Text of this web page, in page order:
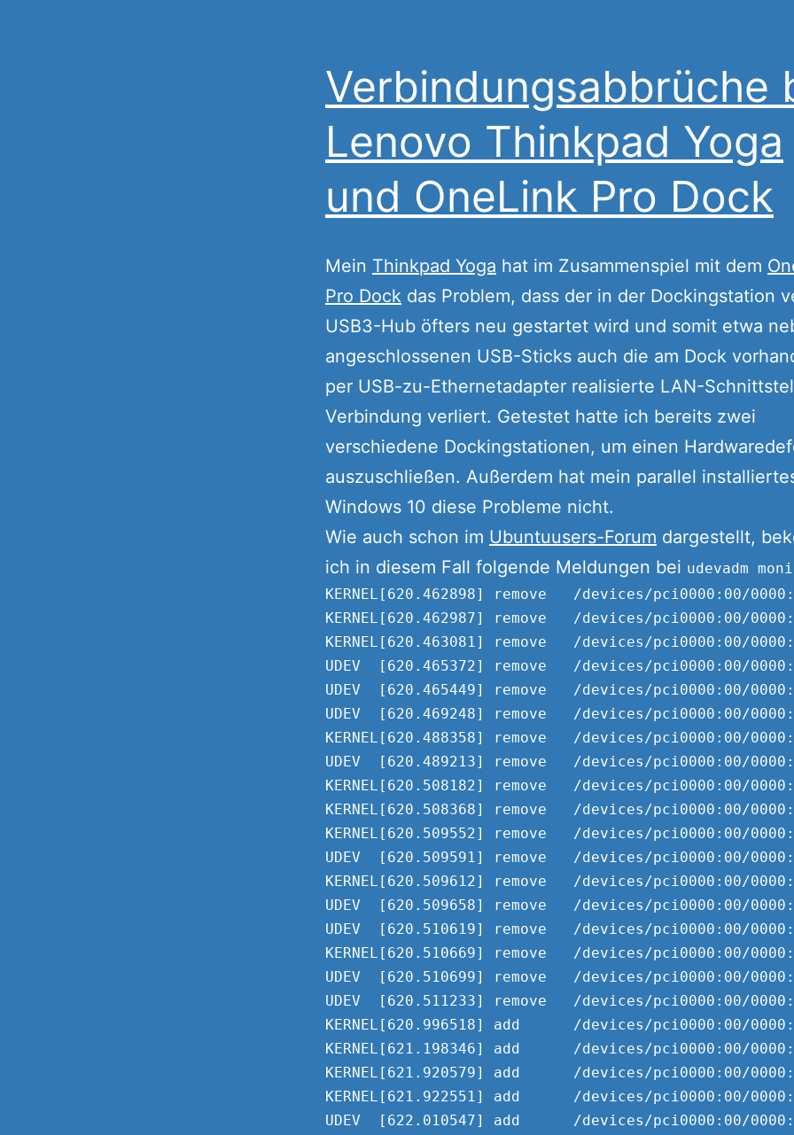
Verbindungsabbrüche
Lenovo Thinkpad Yoga
und OneLink Pro Dock
Mein Thinkpad Yoga hat im Zusammenspiel mit dem
Pro Dock das Problem, dass der in der Dockingstation
USB3-Hub öfters neu gestartet wird und somit etwa
angeschlossenen USB-Sticks auch die am Dock
per USB-zu-Ethernetadapter realisierte LAN-
Verbindung verliert. Getestet hatte ich bereits zwei
verschiedene Dockingstationen, um einen
auszuschließen. Außerdem hat mein parallel
Windows 10 diese Probleme nicht.
Wie auch schon im Ubuntuusers-Forum dargestellt,
ich in diesem Fall folgende Meldungen bei udevadm
KERNEL[620.462898] remove   /devices/pci0000:00/
KERNEL[620.462987] remove   /devices/pci0000:00/
KERNEL[620.463081] remove   /devices/pci0000:00/
UDEV  [620.465372] remove   /devices/pci0000:00/
UDEV  [620.465449] remove   /devices/pci0000:00/
UDEV  [620.469248] remove   /devices/pci0000:00/
KERNEL[620.488358] remove   /devices/pci0000:00/
UDEV  [620.489213] remove   /devices/pci0000:00/
KERNEL[620.508182] remove   /devices/pci0000:00/
KERNEL[620.508368] remove   /devices/pci0000:00/
KERNEL[620.509552] remove   /devices/pci0000:00/
UDEV  [620.509591] remove   /devices/pci0000:00/
KERNEL[620.509612] remove   /devices/pci0000:00/
UDEV  [620.509658] remove   /devices/pci0000:00/
UDEV  [620.510619] remove   /devices/pci0000:00/
KERNEL[620.510669] remove   /devices/pci0000:00/
UDEV  [620.510699] remove   /devices/pci0000:00/
UDEV  [620.511233] remove   /devices/pci0000:00/
KERNEL[620.996518] add      /devices/pci0000:00/
KERNEL[621.198346] add      /devices/pci0000:00/
KERNEL[621.920579] add      /devices/pci0000:00/
KERNEL[621.922551] add      /devices/pci0000:00/
UDEV  [622.010547] add      /devices/pci0000:00/